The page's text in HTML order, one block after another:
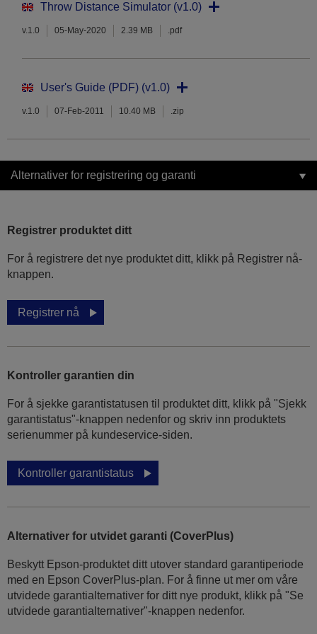
Throw Distance Simulator (v1.0)
v.1.0 05-May-2020 2.39 MB .pdf
User's Guide (PDF) (v1.0)
v.1.0 07-Feb-2011 10.40 MB .zip
Alternativer for registrering og garanti
Registrer produktet ditt
For å registrere det nye produktet ditt, klikk på Registrer nå-
knappen.
Registrer nå
Kontroller garantien din
For å sjekke garantistatusen til produktet ditt, klikk på "Sjekk
garantistatus"-knappen nedenfor og skriv inn produktets
serienummer på kundeservice-siden.
Kontroller garantistatus
Alternativer for utvidet garanti (CoverPlus)
Beskytt Epson-produktet ditt utover standard garantiperiode
med en Epson CoverPlus-plan. For å finne ut mer om våre
utvidede garantialternativer for ditt nye produkt, klikk på "Se
utvidede garantialternativer"-knappen nedenfor.